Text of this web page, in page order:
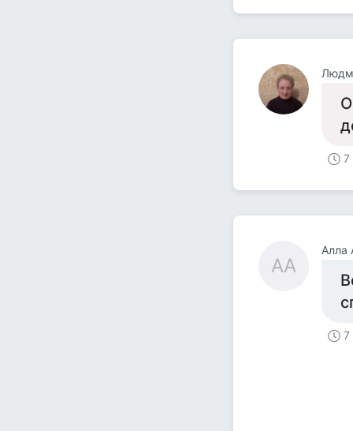
7
АА
Алла
7